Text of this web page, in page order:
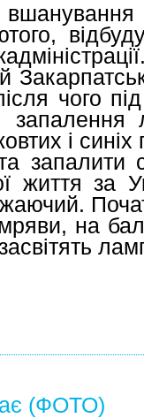
чого
і синіх
запалити
за
на
(ФОТО)